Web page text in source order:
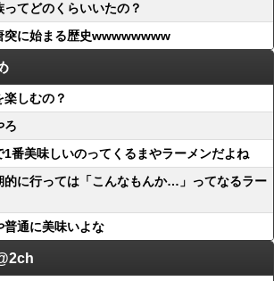
てどのくらいいたの？
突に始まる歴史wwwwwwww
しむの？
ろ
1番美味しいのってくるまやラーメンだよね
的に行っては「こんなもんか…」ってなるラー
通に美味いよな